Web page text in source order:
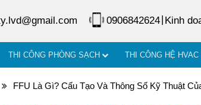
0906842624 Kinh
THI CÔNG PHÒNG SẠCH THI CÔNG HỆ HVAC
FFU Là Gì? Cấu Tạo Và Thông Số Kỹ Thuật